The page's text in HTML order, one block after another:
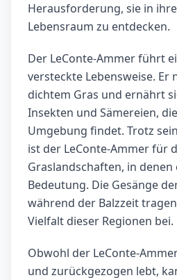
Herausforderung, sie in
Lebensraum zu entdecken.
Der LeConte-Ammer führt
versteckte Lebensweise. Er
dichtem Gras und ernährt
Insekten und Sämereien,
Umgebung findet. Trotz
ist der LeConte-Ammer für
Graslandschaften, in
Bedeutung. Die Gesänge
während der Balzzeit
Vielfalt dieser Regionen bei.
Obwohl der LeConte-
und zurückgezogen lebt,